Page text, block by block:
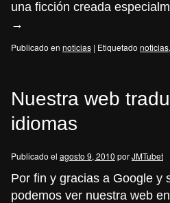
una ficción creada
→
Publicado en noticias | Etiquetado noticias,
Nuestra web
idiomas
Publicado el agosto 9, 2010 porJMTubet
Por fin y gracias a Google y
podemos ver nuestra web